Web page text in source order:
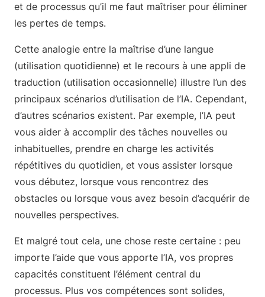
et de processus qu’il me faut maîtriser pour éliminer
les pertes de temps.
Cette analogie entre la maîtrise d’une langue
(utilisation quotidienne) et le recours à une appli de
traduction (utilisation occasionnelle) illustre l’un des
principaux scénarios d’utilisation de l’IA. Cependant,
d’autres scénarios existent. Par exemple, l’IA peut
vous aider à accomplir des tâches nouvelles ou
inhabituelles, prendre en charge les activités
répétitives du quotidien, et vous assister lorsque
vous débutez, lorsque vous rencontrez des
obstacles ou lorsque vous avez besoin d’acquérir de
nouvelles perspectives.
Et malgré tout cela, une chose reste certaine : peu
importe l’aide que vous apporte l’IA, vos propres
capacités constituent l’élément central du
processus. Plus vos compétences sont solides,